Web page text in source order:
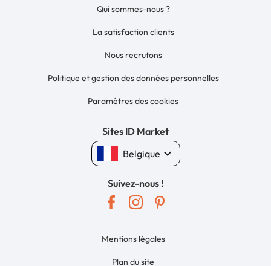
Qui sommes-nous ?
La satisfaction clients
Nous recrutons
Politique et gestion des données personnelles
Paramètres des cookies
Sites ID Market
Belgique keyboard_arrow_down
Suivez-nous !
Mentions légales
Plan du site